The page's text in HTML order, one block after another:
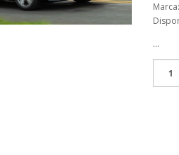
Marca:
...